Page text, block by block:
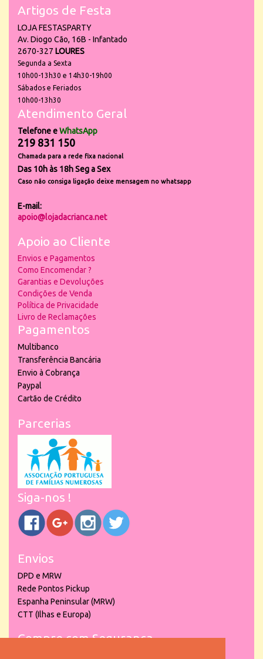
Artigos de Festa
LOJA FESTASPARTY
Av. Diogo Cão, 16B - Infantado
2670-327 LOURES
Segunda a Sexta
10h00-13h30 e 14h30-19h00
Sábados e Feriados
10h00-13h30
Atendimento Geral
Telefone eWhatsApp
219 831 150
Chamada para a rede fixa nacional
Das 10h às 18h Seg a Sex
Caso não consiga ligação deixe mensagem no whatsapp
E-mail:
apoio@lojadacrianca.net
Apoio ao Cliente
Envios e Pagamentos
Como Encomendar ?
Garantias e Devoluções
Condições de Venda
Política de Privacidade
Livro de Reclamações
Pagamentos
Multibanco
Transferência Bancária
Envio à Cobrança
Paypal
Cartão de Crédito
Parcerias
Siga-nos !
Envios
DPD e MRW
Rede Pontos Pickup
Espanha Peninsular (MRW)
CTT (Ilhas e Europa)
Compre com Segurança